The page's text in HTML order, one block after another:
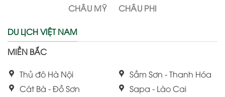
CHÂU MỸ
CHÂU PHI
DU LỊCH VIỆT NAM
MIỀN BẮC
Thủ đô Hà Nội
Cát Bà - Đồ Sơn
Sầm Sơn - Thanh Hóa
Sapa - Lào Cai